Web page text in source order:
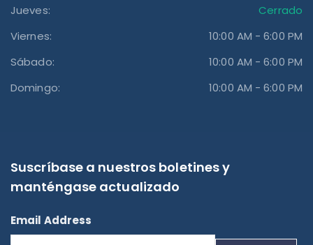
Jueves:
Cerrado
Viernes:
10:00 AM - 6:00 PM
Sábado:
10:00 AM - 6:00 PM
Domingo:
10:00 AM - 6:00 PM
Suscríbase a nuestros boletines y
manténgase actualizado
Email Address